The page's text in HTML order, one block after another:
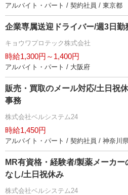
アルバイト・パート / 契約社員 / 東京都
企業専属送迎ドライバー/週3日
キョウワプロテック株式会社
時給1,300円～1,400円
アルバイト・パート / 大阪府
販売・買取のメール対応/土日祝
事務
株式会社ベルシステム24
時給1,450円
アルバイト・パート / 契約社員 / 神奈川県
MR有資格・経験者/製薬メーカ
なし/土日祝休み
株式会社ベルシステム24